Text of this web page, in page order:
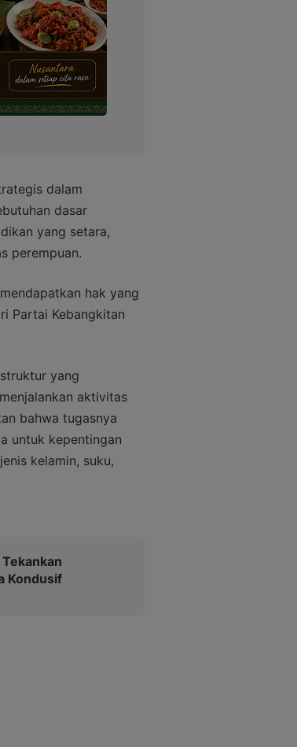
dalam
dasar
yang setara,
perempuan.
hak yang
Partai Kebangkitan
yang
aktivitas
bahwa tugasnya
untuk kepentingan
kelamin, suku,
Kondusif